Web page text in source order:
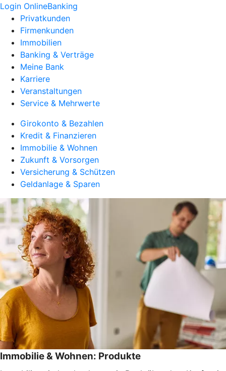
Login OnlineBanking
Privatkunden
Firmenkunden
Immobilien
Banking & Verträge
Meine Bank
Karriere
Veranstaltungen
Service & Mehrwerte
Girokonto & Bezahlen
Kredit & Finanzieren
Immobilie & Wohnen
Zukunft & Vorsorgen
Versicherung & Schützen
Geldanlage & Sparen
Immobilie & Wohnen: Produkte